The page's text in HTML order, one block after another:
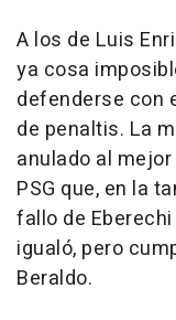
A los de Luis
ya cosa
defenderse con
de penaltis. La
anulado al
PSG que, en la
fallo de
igualó, pero
Beraldo.